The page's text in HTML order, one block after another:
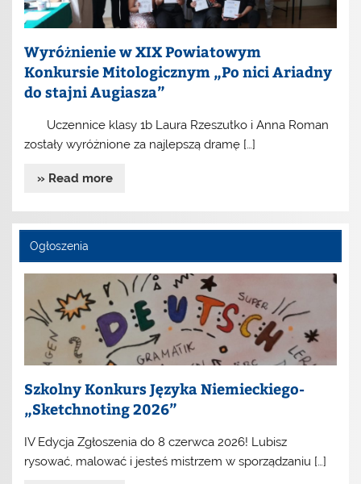
Wyróżnienie w XIX Powiatowym
Konkursie Mitologicznym „Po nici Ariadny
do stajni Augiasza”
Uczennice klasy 1b Laura Rzeszutko i Anna Roman
zostały wyróżnione za najlepszą dramę […]
» Read more
Ogłoszenia
Szkolny Konkurs Języka Niemieckiego-
„Sketchnoting 2026”
IV Edycja Zgłoszenia do 8 czerwca 2026! Lubisz
rysować, malować i jesteś mistrzem w sporządzaniu […]